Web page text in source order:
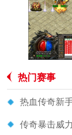
热门赛事
热血传奇新
传奇暴击威